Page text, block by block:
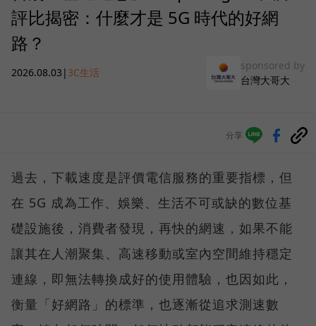
評比揭密：什麼才是 5G 時代的好網
路？
2026.08.03 | 3C生活
sponsored by
台灣大哥大
分享
過去，下載速度是評價電信服務的重要指標，但
在 5G 成為工作、娛樂、生活不可或缺的數位基
礎設施後，消費者發現，再快的網速，如果不能
讓其在人潮聚集、高速移動或室內空間維持穩定
連線，即無法轉換成好的使用體驗，也因如此，
衡量「好網路」的標準，也逐漸從追求測速數